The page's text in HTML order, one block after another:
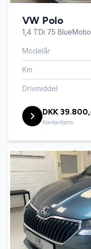
VW Polo
1,4 TDi 75
Modelår
Km
Drivmiddel
DKK
Kontantpris